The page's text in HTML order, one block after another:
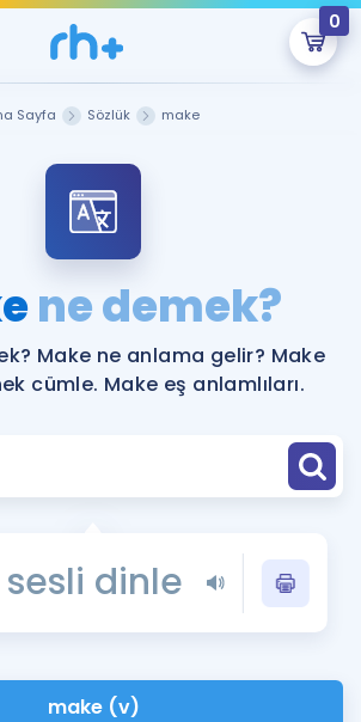
0
ÜYE DEĞİLİM
Sepetin Şu An Boş.
sınava hazırlayacak onlarca eğitim seni
bekliyor!
Sayfa Sözlük make
ne demek?
Make ne anlama gelir? Make
cümle. Make eş anlamlıları.
dinle
make (v)